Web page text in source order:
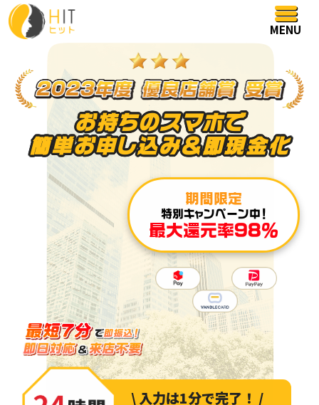
MENU
最短7分で即振込！
即日対応＆来店不要
\ 入力は1分で完了！ /
お持ちのスマホで
簡単お申し込み＆即現金化
期間限定
特別キャンペーン中！
最大還元率98％